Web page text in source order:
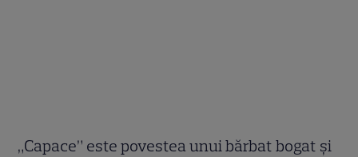
„Capace” este povestea unui bărbat bogat și